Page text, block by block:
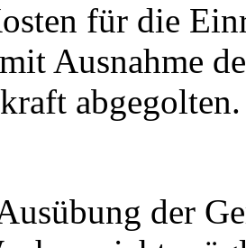
für die
Ausnahme
abgegolten.
der